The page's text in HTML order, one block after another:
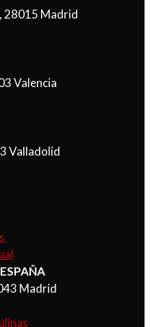
28015 Madrid
Valencia
Valladolid
Madrid